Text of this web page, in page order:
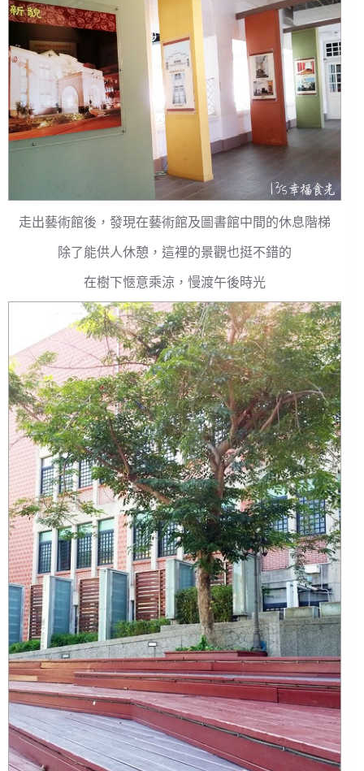
走出藝術館後，發現在藝術館及圖書館中間的休息階梯
除了能供人休憩，這裡的景觀也挺不錯的
在樹下愜意乘涼，慢渡午後時光